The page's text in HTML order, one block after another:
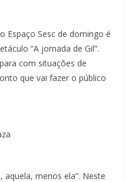
Espaço Sesc de domingo é
“A jornada de Gil”.
com situações de
que vai fazer o público
aquela, menos ela”. Neste